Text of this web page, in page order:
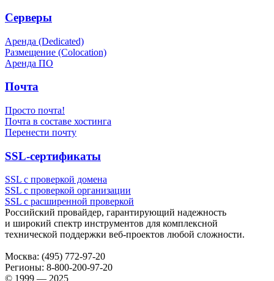
Серверы
Аренда (Dedicated)
Размещение (Colocation)
Аренда ПО
Почта
Просто почта!
Почта в составе хостинга
Перенести почту
SSL-сертификаты
SSL с проверкой домена
SSL с проверкой организации
SSL с расширенной проверкой
Российский провайдер, гарантирующий надежность
и широкий спектр инструментов для комплексной
технической поддержки веб-проектов любой сложности.
Москва: (495) 772-97-20
Регионы: 8-800-200-97-20
© 1999 — 2025